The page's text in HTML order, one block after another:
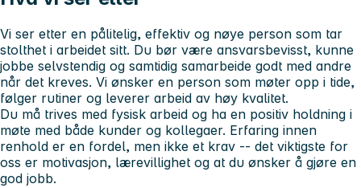
Vi ser etter en pålitelig, effektiv og nøye person som tar
stolthet i arbeidet sitt. Du bør være ansvarsbevisst, kunne
jobbe selvstendig og samtidig samarbeide godt med andre
når det kreves. Vi ønsker en person som møter opp i tide,
følger rutiner og leverer arbeid av høy kvalitet.
Du må trives med fysisk arbeid og ha en positiv holdning i
møte med både kunder og kollegaer. Erfaring innen
renhold er en fordel, men ikke et krav -- det viktigste for
oss er motivasjon, lærevillighet og at du ønsker å gjøre en
god jobb.